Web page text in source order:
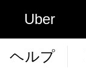
Uber
ヘルプ